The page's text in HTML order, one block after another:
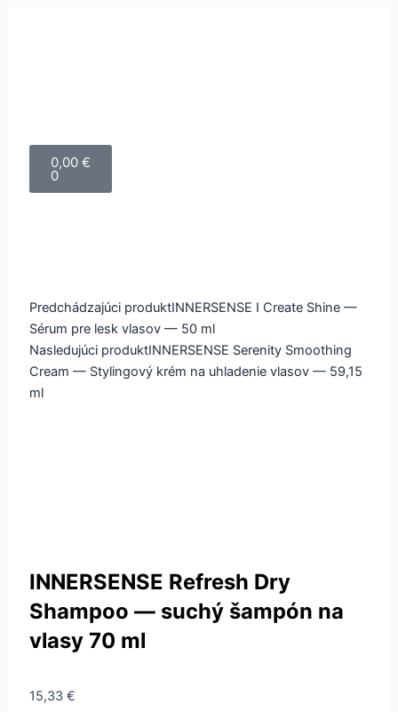
0,00 €
0
Cart
Prev
Predchádzajúci produktINNERSENSE I Create Shine —
Sérum pre lesk vlasov — 50 ml
Nasledujúci produktINNERSENSE Serenity Smoothing
Cream — Stylingový krém na uhladenie vlasov — 59,15
ml
Ďalšie
INNERSENSE Refresh Dry
Shampoo — suchý šampón na
vlasy 70 ml
15,33 €